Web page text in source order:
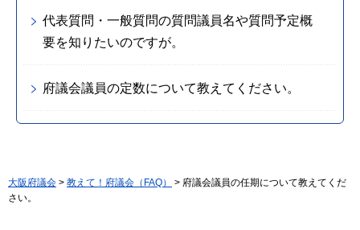
代表質問・一般質問の質問議員名や質問予定概
要を知りたいのですが。
府議会議員の定数について教えてください。
大阪府議会 > 教えて！府議会（FAQ）
> 府議会議員の任期について教えてくだ
さい。